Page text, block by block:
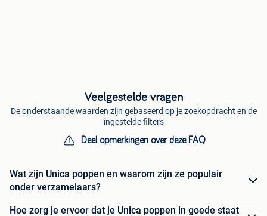
Veelgestelde vragen
De onderstaande waarden zijn gebaseerd op je zoekopdracht en de
ingestelde filters
Deel opmerkingen over deze FAQ
Wat zijn Unica poppen en waarom zijn ze populair
onder verzamelaars?
Hoe zorg je ervoor dat je Unica poppen in goede staat